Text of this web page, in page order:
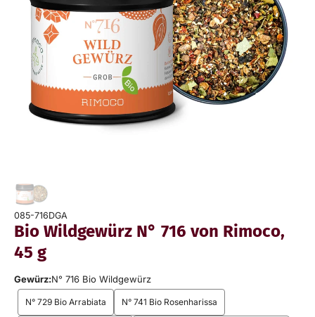
085-716DGA
Bio Wildgewürz N° 716 von Rimoco,
45 g
Gewürz:N° 716 Bio Wildgewürz
N° 729 Bio Arrabiata N° 741 Bio Rosenharissa